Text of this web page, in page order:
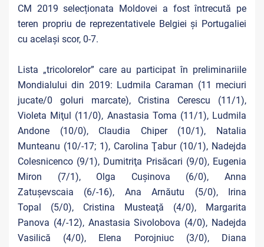
CM 2019 selecționata Moldovei a fost întrecută pe
teren propriu de reprezentativele Belgiei și Portugaliei
cu același scor, 0-7.
Lista „tricolorelor” care au participat în preliminariile
Mondialului din 2019: Ludmila Caraman (11 meciuri
jucate/0 goluri marcate), Cristina Cerescu (11/1),
Violeta Miţul (11/0), Anastasia Toma (11/1), Ludmila
Andone (10/0), Claudia Chiper (10/1), Natalia
Munteanu (10/-17; 1), Carolina Ţabur (10/1), Nadejda
Colesnicenco (9/1), Dumitriţa Prisăcari (9/0), Eugenia
Miron (7/1), Olga Cuşinova (6/0), Anna
Zatuşevscaia (6/-16), Ana Arnăutu (5/0), Irina
Topal (5/0), Cristina Musteaţă (4/0), Margarita
Panova (4/-12), Anastasia Sivolobova (4/0), Nadejda
Vasilică (4/0), Elena Porojniuc (3/0), Diana